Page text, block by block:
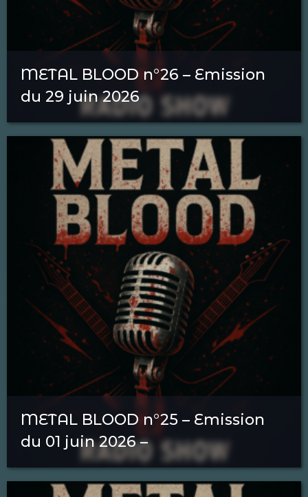
METAL BLOOD n°26 – Emission
du 29 juin 2026
METAL BLOOD n°25 – Emission
du 01 juin 2026 –